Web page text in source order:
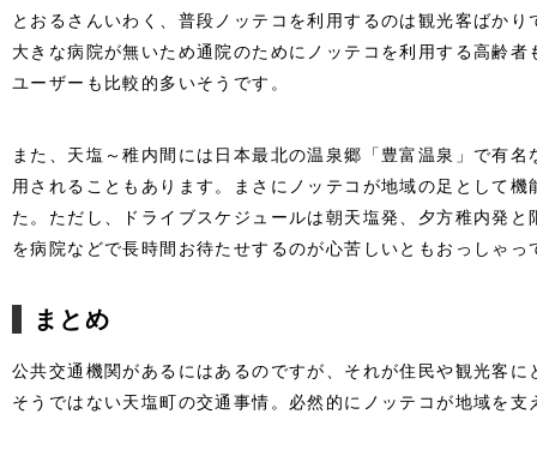
とおるさんいわく、普段ノッテコを利用するのは観光客ばか
大きな病院が無いため通院のためにノッテコを利用する高齢
ユーザーも比較的多いそうです。
また、天塩～稚内間には日本最北の温泉郷「豊富温泉」で有
用されることもあります。まさにノッテコが地域の足として
た。ただし、ドライブスケジュールは朝天塩発、夕方稚内発
を病院などで長時間お待たせするのが心苦しいともおっしゃっ
まとめ
公共交通機関があるにはあるのですが、それが住民や観光客
そうではない天塩町の交通事情。必然的にノッテコが地域を